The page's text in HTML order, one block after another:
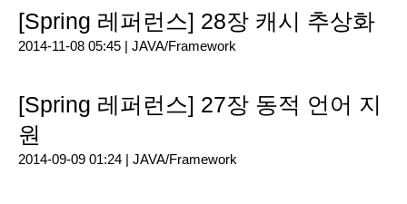
[Spring 레퍼런스] 28장 캐시 추상화
2014-11-08 05:45 | JAVA/Framework
[Spring 레퍼런스] 27장 동적 언어 지
원
2014-09-09 01:24 | JAVA/Framework